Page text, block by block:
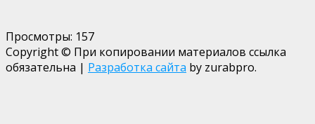
Просмотры: 157
Copyright © При копировании материалов ссылка
обязательна | Разработка сайта by zurabpro.